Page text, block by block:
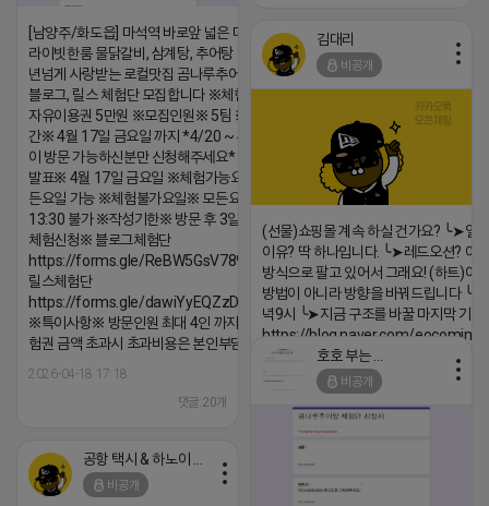
[남양주/화도읍] 마석역 바로앞 넓은 매장과, 프
라이빗한룸 물닭갈비, 삼계탕, 추어탕 맛집 10
년넘게 사랑받는 로컬맛집 곰나루추어탕에서
블로그, 릴스 체험단 모집합니다 ※체험메뉴※
자유이용권 5만원 ※모집인원※ 5팀 ※모집기
간※ 4월 17일 금요일 까지 *4/20 ~ 4/26 사
이 방문 가능하신분만 신청해주세요* ※체험단
발표※ 4월 17일 금요일 ※체험가능요일※ 모
든요일 가능 ※체험불가요일※ 모든요일 12 ~
13:30 불가 ※작성기한※ 방문 후 3일 이내 ※
체험신청※ 블로그체험단
https://forms.gle/ReBW5GsV789ur2Pz6
릴스체험단
https://forms.gle/dawiYyEQZzDdqf8W8
※특이사항※ 방문인원 최대 4인 까지 가능 체
험권 금액 초과시 초과비용은 본인부담입니다.
2026-04-18 17:18
댓글:20개
김대리
비공개
(선물)쇼핑몰 계속 하실 건가요? ╰➤열
이유? 딱 하나입니다. ╰➤레드오션? 아
방식으로 팔고 있어서 그래요! (하트)이
방법이 아니라 방향을 바꿔드립니다
녁9시 ╰➤지금 구조를 바꿀 마지막 기회
https://blog.naver.com/eocomim/
2026-04-18 17:15
비공개
비공개